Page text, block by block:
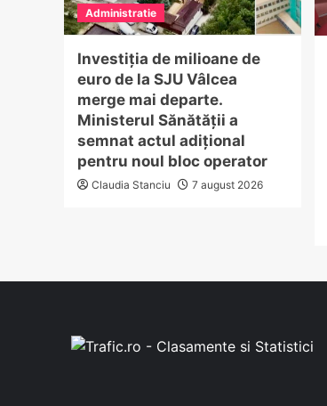
Administratie
Investiția de milioane de
euro de la SJU Vâlcea
merge mai departe.
Ministerul Sănătății a
semnat actul adițional
pentru noul bloc operator
Claudia Stanciu 7 august 2026